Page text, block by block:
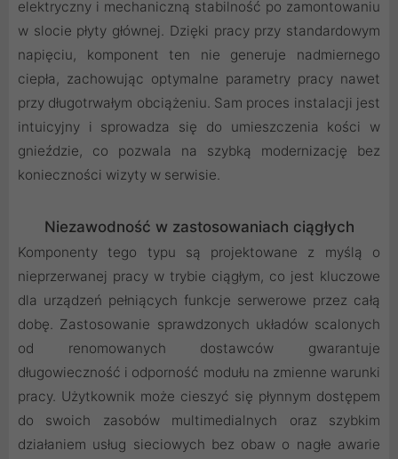
elektryczny i mechaniczną stabilność po zamontowaniu
w slocie płyty głównej. Dzięki pracy przy standardowym
napięciu, komponent ten nie generuje nadmiernego
ciepła, zachowując optymalne parametry pracy nawet
przy długotrwałym obciążeniu. Sam proces instalacji jest
intuicyjny i sprowadza się do umieszczenia kości w
gnieździe, co pozwala na szybką modernizację bez
konieczności wizyty w serwisie.
Niezawodność w zastosowaniach ciągłych
Komponenty tego typu są projektowane z myślą o
nieprzerwanej pracy w trybie ciągłym, co jest kluczowe
dla urządzeń pełniących funkcje serwerowe przez całą
dobę. Zastosowanie sprawdzonych układów scalonych
od renomowanych dostawców gwarantuje
długowieczność i odporność modułu na zmienne warunki
pracy. Użytkownik może cieszyć się płynnym dostępem
do swoich zasobów multimedialnych oraz szybkim
działaniem usług sieciowych bez obaw o nagłe awarie